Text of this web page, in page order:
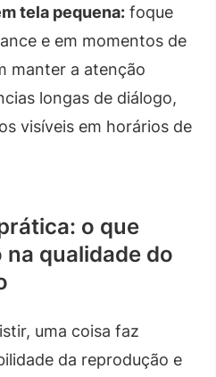
tela pequena: foque
e em momentos de
manter a atenção
longas de diálogo,
visíveis em horários de
o que
qualidade do
uma coisa faz
da reprodução e